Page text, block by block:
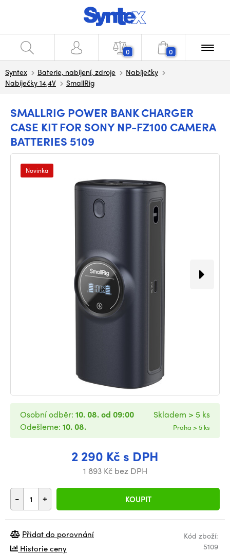
0 0
Syntex Baterie, nabíjení, zdroje
Nabíječky
Nabíječky 14,4V
SmallRig
SMALLRIG POWER BANK CHARGER
CASE KIT FOR SONY NP-FZ100 CAMERA
BATTERIES 5109
Novinka
2 290 Kč s DPH
1 893 Kč bez DPH
- + KOUPIT
Osobní odběr: 10. 08. od 09:00
Odešleme: 10. 08.
Skladem > 5 ks
Praha > 5 ks
Kód zboží:
5109
Přidat do porovnání
Historie ceny